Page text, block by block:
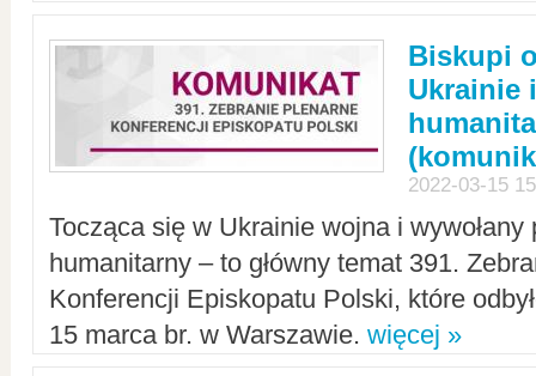
Biskupi
Ukrainie
2022-03-15
Tocząca się w Ukrainie wojna i
humanitarny – to główny temat 391.
Konferencji Episkopatu Polski, które
15 marca br. w Warszawie. więcej »